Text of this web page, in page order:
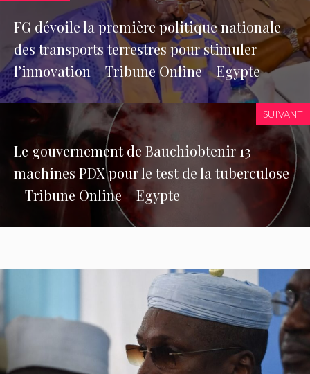
FG dévoile la première politique nationale
des transports terrestres pour stimuler
l’innovation – Tribune Online – Egypte
SUIVANT
Le gouvernement de Bauchiobtenir 13
machines PDX pour le test de la tuberculose
– Tribune Online – Egypte